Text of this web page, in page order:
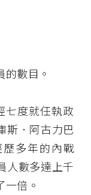
數目。
七度就任執政
斯．阿古力巴
歷多年的內戰
人數多達上千
倍。